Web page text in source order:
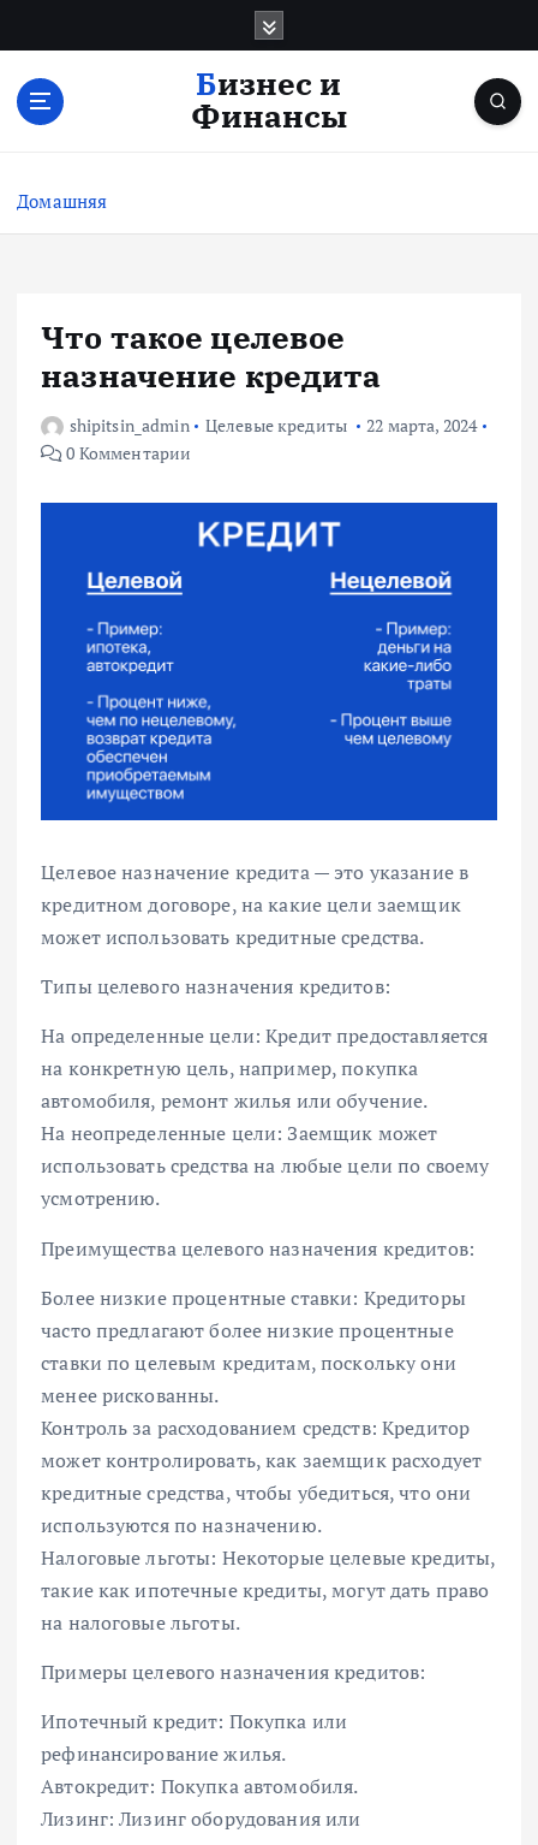
с
Бизнес и
Финансы
Домашняя
Что такое целевое
назначение кредита
shipitsin_admin Целевые кредиты
22 марта, 2024
0 Комментарии
Целевое назначение кредита — это указание в
кредитном договоре, на какие цели заемщик
может использовать кредитные средства.
Типы целевого назначения кредитов:
На определенные цели: Кредит предоставляется
на конкретную цель, например, покупка
автомобиля, ремонт жилья или обучение.
На неопределенные цели: Заемщик может
использовать средства на любые цели по своему
усмотрению.
Преимущества целевого назначения кредитов:
Более низкие процентные ставки: Кредиторы
часто предлагают более низкие процентные
ставки по целевым кредитам, поскольку они
менее рискованны.
Контроль за расходованием средств: Кредитор
может контролировать, как заемщик расходует
кредитные средства, чтобы убедиться, что они
используются по назначению.
Налоговые льготы: Некоторые целевые кредиты,
такие как ипотечные кредиты, могут дать право
на налоговые льготы.
Примеры целевого назначения кредитов:
Ипотечный кредит: Покупка или
рефинансирование жилья.
Автокредит: Покупка автомобиля.
Лизинг: Лизинг оборудования или